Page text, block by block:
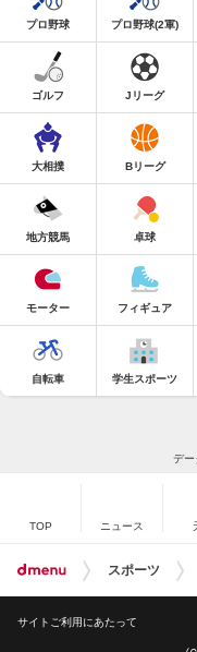
プロ野球 プロ野球(2軍)
ゴルフ Jリーグ
大相撲 Bリーグ
地方競馬 卓球
モーター フィギュア
自転車 学生スポーツ
デー
TOP ニュース
スポーツ
サイトご利用にあたって